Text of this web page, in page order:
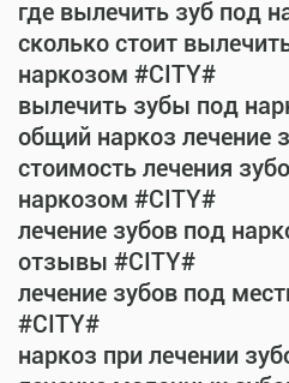
где вылечить зуб под
сколько стоит
наркозом #CITY#
вылечить зубы под
общий наркоз лечение
стоимость лечения
наркозом #CITY#
лечение зубов под
отзывы #CITY#
лечение зубов под
#CITY#
наркоз при лечении